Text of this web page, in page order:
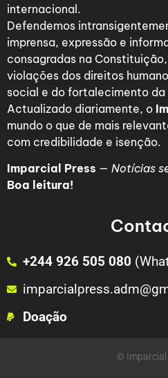
internacional.
Defendemos
imprensa, expressão e
consagradas na
violações dos direitos
social e do fortalecimento
Actualizado diariamente, o
mundo o que de mais
com credibilidade e isenção.
Imparcial Press — Notícias
Boa leitura!
+244 926 505 080
Doação
© Imparcial